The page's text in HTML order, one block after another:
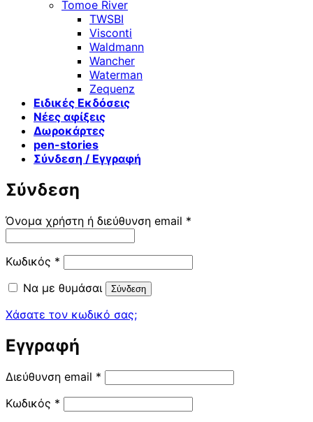
Tomoe River
TWSBI
Visconti
Waldmann
Wancher
Waterman
Zequenz
Ειδικές Εκδόσεις
Νέες αφίξεις
Δωροκάρτες
pen-stories
Σύνδεση / Εγγραφή
Σύνδεση
Όνομα χρήστη ή διεύθυνση email *
Κωδικός * Απαιτείται
Να με θυμάσαι
Σύνδεση
Χάσατε τον κωδικό σας;
Εγγραφή
Διεύθυνση email * Απαιτείται
Κωδικός * Απαιτείται